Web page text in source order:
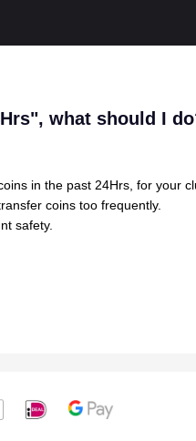
what should I
in the past 24Hrs, for your
coins too frequently.
safety.